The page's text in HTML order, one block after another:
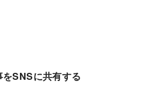
をSNSに共有する